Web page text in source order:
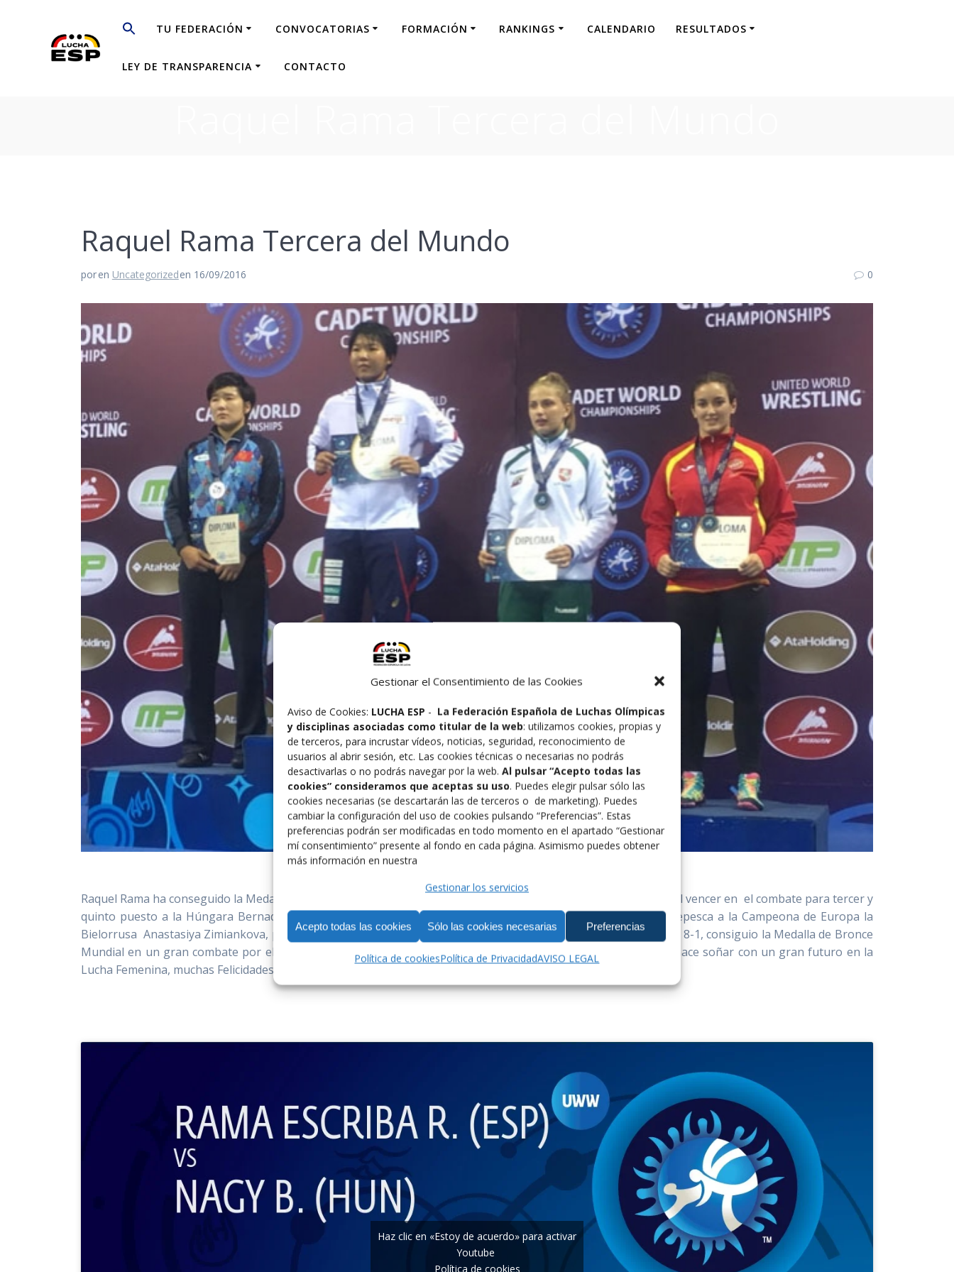
Gestionar el Consentimiento de las Cookies
Aviso de Cookies: LUCHA ESP - La Federación Española de Luchas Olímpicas
y disciplinas asociadas como titular de la web: utilizamos cookies, propias y
de terceros, para incrustar vídeos, noticias, seguridad, reconocimiento de
usuarios al abrir sesión, etc. Las cookies técnicas o necesarias no podrás
desactivarlas o no podrás navegar por la web. Al pulsar “Acepto todas las
cookies” consideramos que aceptas su uso. Puedes elegir pulsar sólo las
cookies necesarias (se descartarán las de terceros o de marketing). Puedes
cambiar la configuración del uso de cookies pulsando “Preferencias”. Estas
preferencias podrán ser modificadas en todo momento en el apartado “Gestionar
mí consentimiento” presente al fondo en cada página. Asimismo puedes obtener
más información en nuestra
Gestionar los servicios
Acepto todas las cookies Sólo las cookies necesarias Preferencias
Política de cookiesPolítica de PrivacidadAVISO LEGAL
contenido
TU FEDERACIÓN CONVOCATORIAS FORMACIÓN RANKINGS CALENDARIO RESULTADOS
LEY DE TRANSPARENCIA CONTACTO
Raquel Rama Tercera del Mundo
poren Uncategorizeden 16/09/2016 0
Raquel Rama ha conseguido la Medalla de Bronce de el Campeonato del Mundo Cadete en la categoría de 70Kg al vencer en el combate para tercer y
quinto puesto a la Húngara Bernadett Nagy por un abultado 6-2. Raquel que ya gano sus dos partidos de repesca a la Campeona de Europa la
Bielorrusa Anastasiya Zimiankova, por 2-2 y a la Subcampeona de Europa, la Rusa Evgeniia Zakharchenko, por 8-1, consiguio la Medalla de Bronce
Mundial en un gran combate por el tercer y quinto puesto. Raquel que está haciendo un año inolvidable nos hace soñar con un gran futuro en la
Lucha Femenina, muchas Felicidades Raquel.
Haz clic en «Estoy de acuerdo» para activar
Youtube
Política de cookies